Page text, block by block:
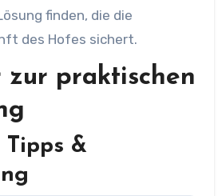
finden, die die
des Hofes sichert.
zur praktischen
Tipps &